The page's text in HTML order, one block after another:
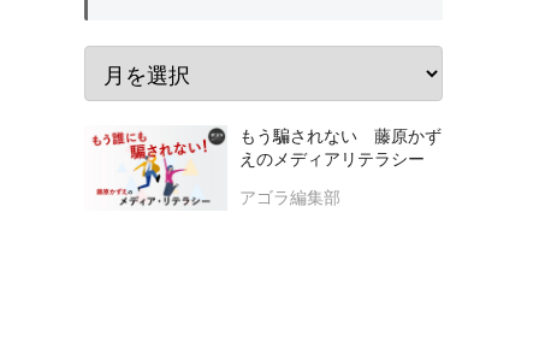
もう騙されない 藤原かず
えのメディアリテラシー
アゴラ編集部